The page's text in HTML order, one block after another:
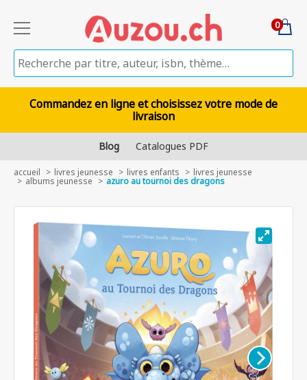
0
Commandez en ligne et choisissez votre mode de
livraison
Blog Catalogues PDF
accueil livres jeunesse livres enfants livres jeunesse
albums jeunesse azuro au tournoi des dragons